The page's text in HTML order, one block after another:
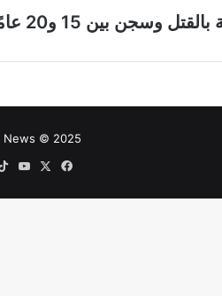
بين 15 و20 عامًا»
News © 2025
فيسبوك